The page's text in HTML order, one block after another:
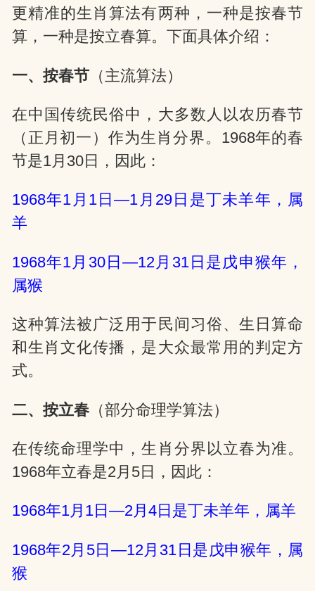
网
更精准的生肖算法有两种，一种是按春节
算，一种是按立春算。下面具体介绍：
一、按春节（主流算法）
在中国传统民俗中，大多数人以农历春节
（正月初一）作为生肖分界。1968年的春
节是1月30日，因此：
1968年1月1日—1月29日是丁未羊年，属
羊
1968年1月30日—12月31日是戊申猴年，
属猴
这种算法被广泛用于民间习俗、生日算命
和生肖文化传播，是大众最常用的判定方
式。
二、按立春（部分命理学算法）
在传统命理学中，生肖分界以立春为准。
1968年立春是2月5日，因此：
1968年1月1日—2月4日是丁未羊年，属羊
1968年2月5日—12月31日是戊申猴年，属
猴